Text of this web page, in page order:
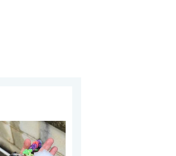
den 30. juli 2026
i Norditalien. Hagl- og stormskader.